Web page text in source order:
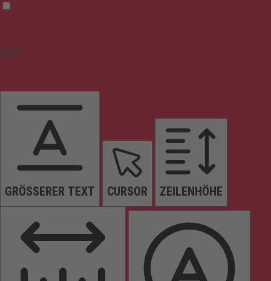
Inhalt
GRÖSSERER TEXT CURSOR ZEILENHÖHE